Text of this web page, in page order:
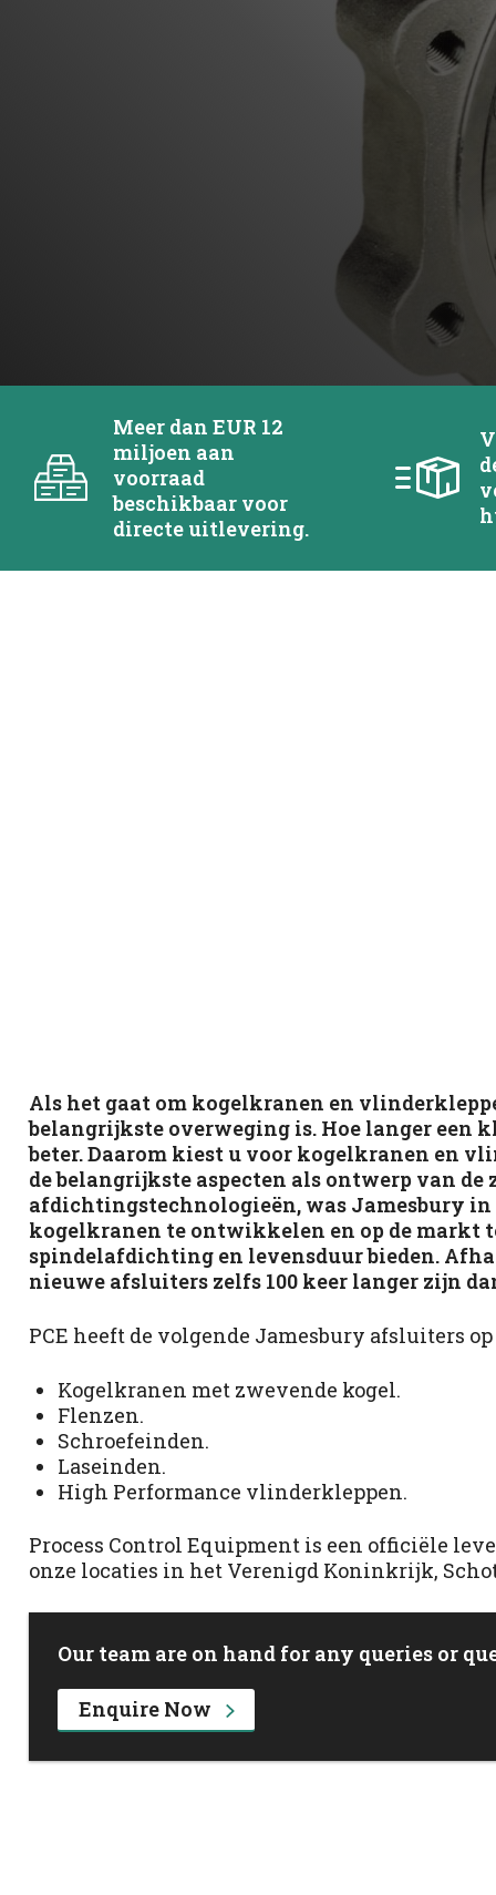
Meer dan EUR 12
miljoen aan
voorraad
beschikbaar voor
directe uitlevering.
Als het gaat om kogelkranen en
belangrijkste overweging is. Hoe langer een
beter. Daarom kiest u voor kogelkranen en
de belangrijkste aspecten als ontwerp van
afdichtingstechnologieën, was Jamesbury in
kogelkranen te ontwikkelen en op de markt
spindelafdichting en levensduur bieden.
nieuwe afsluiters zelfs 100 keer langer zijn
PCE heeft de volgende Jamesbury afsluiters
Kogelkranen met zwevende kogel.
Flenzen.
Schroefeinden.
Laseinden.
High Performance vlinderkleppen.
Process Control Equipment is een officiële
onze locaties in het Verenigd Koninkrijk,
Our team are on hand for any queries or
Enquire Now